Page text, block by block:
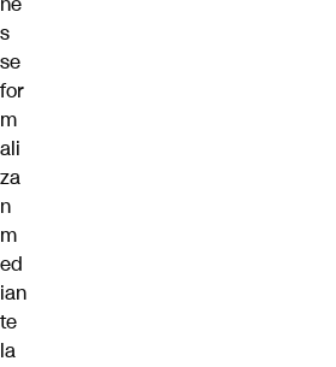
s
se
for
m
ali
za
n
m
ed
ian
te
la